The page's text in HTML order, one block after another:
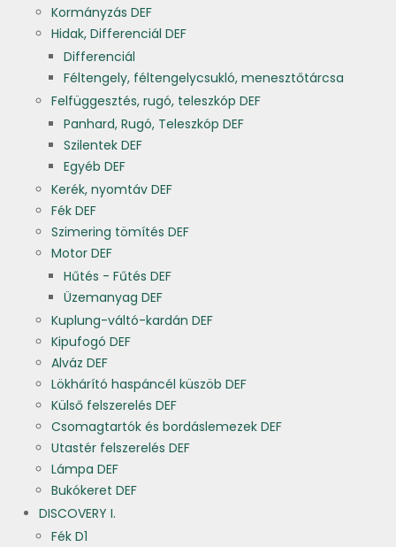
Kormányzás DEF
Hidak, Differenciál DEF
Differenciál
Féltengely, féltengelycsukló, menesztőtárcsa
Felfüggesztés, rugó, teleszkóp DEF
Panhard, Rugó, Teleszkóp DEF
Szilentek DEF
Egyéb DEF
Kerék, nyomtáv DEF
Fék DEF
Szimering tömítés DEF
Motor DEF
Hűtés - Fűtés DEF
Üzemanyag DEF
Kuplung-váltó-kardán DEF
Kipufogó DEF
Alváz DEF
Lökhárító haspáncél küszöb DEF
Külső felszerelés DEF
Csomagtartók és bordáslemezek DEF
Utastér felszerelés DEF
Lámpa DEF
Bukókeret DEF
DISCOVERY I.
Fék D1